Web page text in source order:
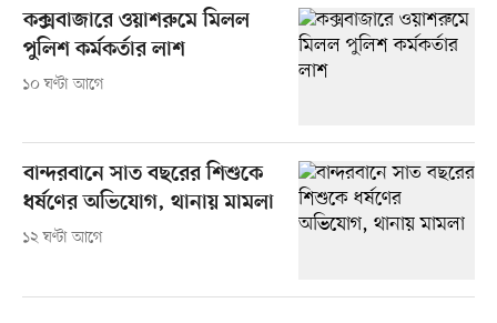
কক্সবাজারে ওয়াশরুমে মিলল
পুলিশ কর্মকর্তার লাশ
১০ ঘণ্টা আগে
বান্দরবানে সাত বছরের শিশুকে
ধর্ষণের অভিযোগ, থানায় মামলা
১২ ঘণ্টা আগে